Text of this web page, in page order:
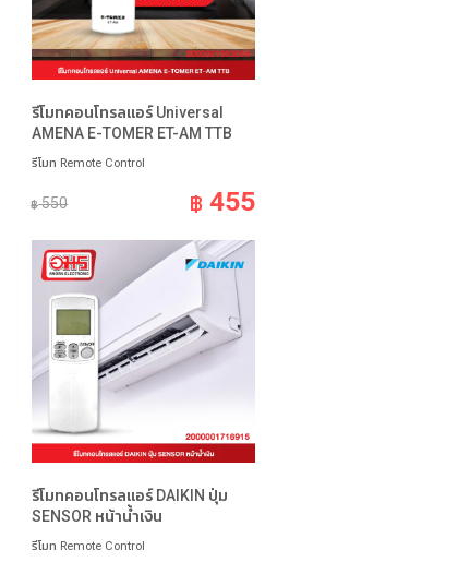
รีโมทคอนโทรลแอร์ Universal
AMENA E-TOMER ET-AM TTB
รีโมท Remote Control
฿550 ฿ 455
รีโมทคอนโทรลแอร์ DAIKIN ปุ่ม
SENSOR หน้าน้ำเงิน
รีโมท Remote Control